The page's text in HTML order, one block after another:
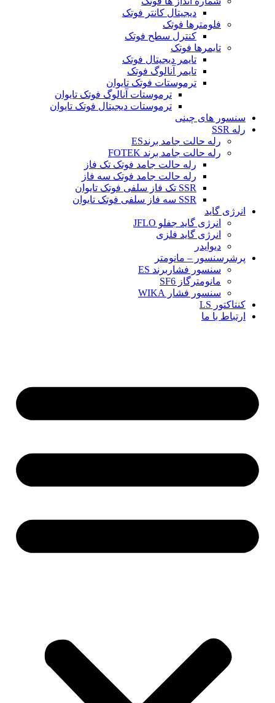
دیجیتال کانتر فوتک
فلومترها فوتک
کنترل سطح فوتک
تایمرها فوتک
تایمر دیجیتال فوتک
تایمر آنالوگ فوتک
ترموستات فوتک تایوان
ترموستات آنالوگ فوتک تایوان
ترموستات دیجیتال فوتک تایوان
سنسور های چینی
رله SSR
رله حالت جامد برندES
رله حالت جامد برند FOTEK
رله حالت جامد فوتک تک فاز
رله حالت جامد فوتک سه فاز
SSR تک فاز سلفی فوتک تایوان
SSR سه فاز سلفی فوتک تایوان
انرژی گاید
انرژی گاید جفلو JFLO
انرژی گاید فلزی
دیوایدر
پرشرسنسور – مانومتر
سنسور فشاربرند ES
مانومترگاز SF6
سنسور فشار WIKA
کنتاکتور LS
ارتباط با ما